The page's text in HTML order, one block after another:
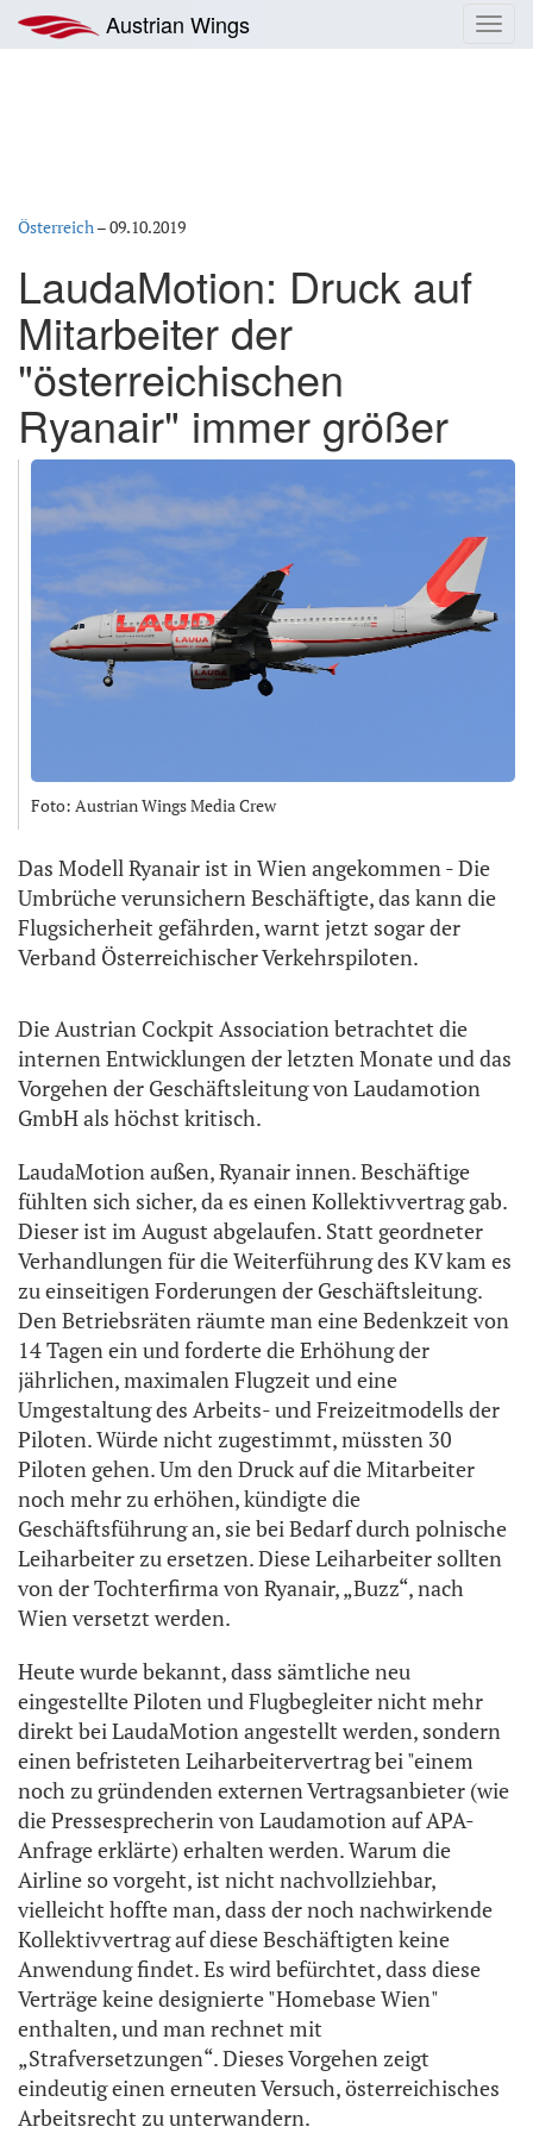
Inhalt
springen
Austrian Wings
Österreich–09.10.2019
LaudaMotion: Druck auf
Mitarbeiter der
"österreichischen
Ryanair" immer größer
Foto: Austrian Wings Media Crew
Das Modell Ryanair ist in Wien angekommen - Die
Umbrüche verunsichern Beschäftigte, das kann die
Flugsicherheit gefährden, warnt jetzt sogar der
Verband Österreichischer Verkehrspiloten.
Die Austrian Cockpit Association betrachtet die
internen Entwicklungen der letzten Monate und das
Vorgehen der Geschäftsleitung von Laudamotion
GmbH als höchst kritisch.
LaudaMotion außen, Ryanair innen. Beschäftige
fühlten sich sicher, da es einen Kollektivvertrag gab.
Dieser ist im August abgelaufen. Statt geordneter
Verhandlungen für die Weiterführung des KV kam es
zu einseitigen Forderungen der Geschäftsleitung.
Den Betriebsräten räumte man eine Bedenkzeit von
14 Tagen ein und forderte die Erhöhung der
jährlichen, maximalen Flugzeit und eine
Umgestaltung des Arbeits- und Freizeitmodells der
Piloten. Würde nicht zugestimmt, müssten 30
Piloten gehen. Um den Druck auf die Mitarbeiter
noch mehr zu erhöhen, kündigte die
Geschäftsführung an, sie bei Bedarf durch polnische
Leiharbeiter zu ersetzen. Diese Leiharbeiter sollten
von der Tochterfirma von Ryanair, „Buzz“, nach
Wien versetzt werden.
Heute wurde bekannt, dass sämtliche neu
eingestellte Piloten und Flugbegleiter nicht mehr
direkt bei LaudaMotion angestellt werden, sondern
einen befristeten Leiharbeitervertrag bei "einem
noch zu gründenden externen Vertragsanbieter (wie
die Pressesprecherin von Laudamotion auf APA-
Anfrage erklärte) erhalten werden. Warum die
Airline so vorgeht, ist nicht nachvollziehbar,
vielleicht hoffte man, dass der noch nachwirkende
Kollektivvertrag auf diese Beschäftigten keine
Anwendung findet. Es wird befürchtet, dass diese
Verträge keine designierte "Homebase Wien"
enthalten, und man rechnet mit
„Strafversetzungen“. Dieses Vorgehen zeigt
eindeutig einen erneuten Versuch, österreichisches
Arbeitsrecht zu unterwandern.